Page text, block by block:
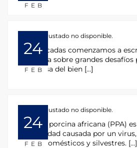
FEB
24
FEB
HTML incrustado no disponible.
Hace décadas comenzamos a
que versa sobre grandes
la defensa del bien […]
24
FEB
HTML incrustado no disponible.
La peste porcina africana (PPA)
enfermedad causada por un
cerdos domésticos y silvestres. […]